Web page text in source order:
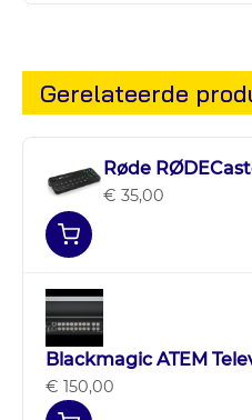
Gerelateerde
Røde
€ 35,00
Blackmagic ATEM
€ 150,00